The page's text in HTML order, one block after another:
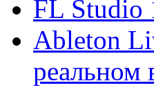
FL Studio
Ableton
реальном